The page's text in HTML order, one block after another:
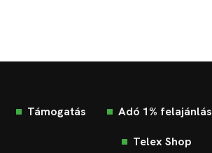
Támogatás Adó 1% felajánlás
Telex Shop